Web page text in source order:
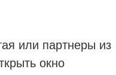
или партнеры из
окно